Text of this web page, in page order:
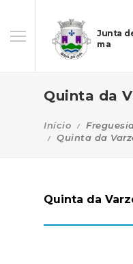
Junta
ma
Quinta da
Início
Quinta da
Quinta da